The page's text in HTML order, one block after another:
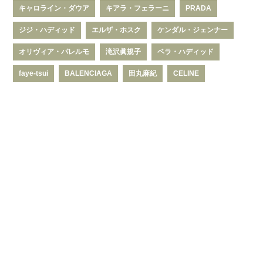
キャロライン・ダウア キアラ・フェラーニ PRADA
ジジ・ハディッド エルザ・ホスク ケンダル・ジェンナー
オリヴィア・パレルモ 滝沢眞規子 ベラ・ハディッド
faye-tsui BALENCIAGA 田丸麻紀 CELINE